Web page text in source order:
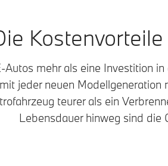
Autos mehr als eine Investition
jeder neuen Modellgeneration
teurer als ein
Lebensdauer hinweg sind die